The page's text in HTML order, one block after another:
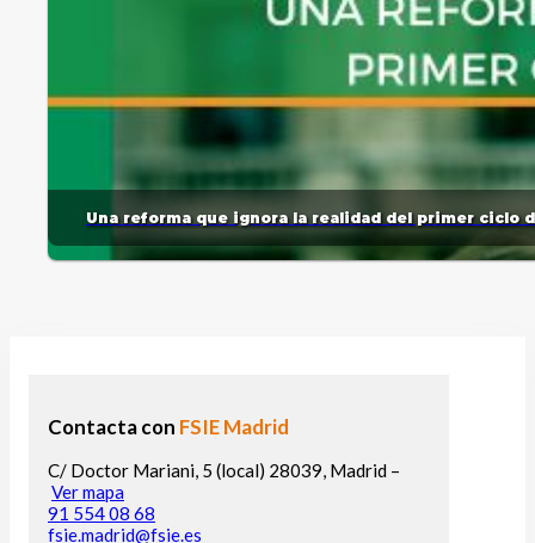
Una reforma que ignora la realidad del primer ciclo
Contacta con FSIE Madrid
C/ Doctor Mariani, 5 (local) 28039, Madrid –
Ver mapa
91 554 08 68
fsie.madrid@fsie.es